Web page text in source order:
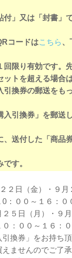
「封書」で
ードはこちら
限り有効です。
ットを超える場合
郵送をもって
引換券」を郵送
付した「商品
。
２日（金）・９月
０ 場所
・９月２
０（正午
引換券」をお持ち
えませんのでご了